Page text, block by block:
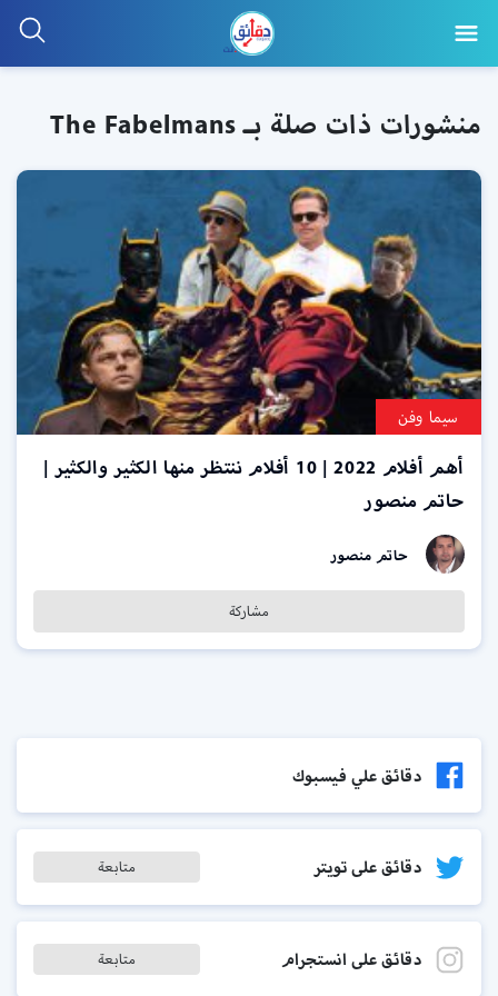
منشورات ذات صلة بـ The Fabelmans
سيما وفن
أهم أفلام 2022 | 10 أفلام ننتظر منها الكثير والكثير |
حاتم منصور
حاتم منصور
مشاركة
دقائق علي فيسبوك
دقائق على تويتر متابعة
دقائق على انستجرام متابعة